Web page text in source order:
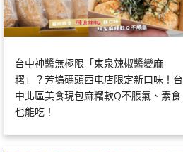
台中神醬無極限「東泉辣椒醬變麻
糬」？芳塢碼頭西屯店限定新口味！台
中北區美食現包麻糬軟Q不脹氣、素食
也能吃！